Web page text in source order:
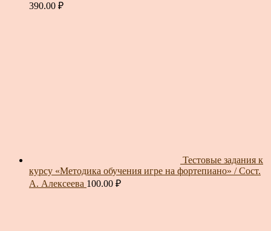
390.00 ₽
Тестовые задания к
курсу «Методика обучения игре на фортепиано» / Сост.
А. Алексеева 100.00 ₽